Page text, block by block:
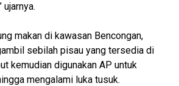
ujarnya.
makan di kawasan Bencongan,
sebilah pisau yang tersedia di
kemudian digunakan AP untuk
mengalami luka tusuk.